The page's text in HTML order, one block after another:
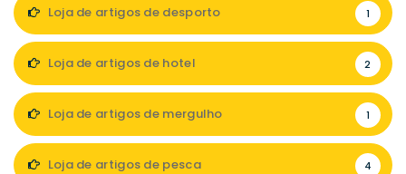
Loja de artigos de desporto 1
Loja de artigos de hotel 2
Loja de artigos de mergulho 1
Loja de artigos de pesca 4